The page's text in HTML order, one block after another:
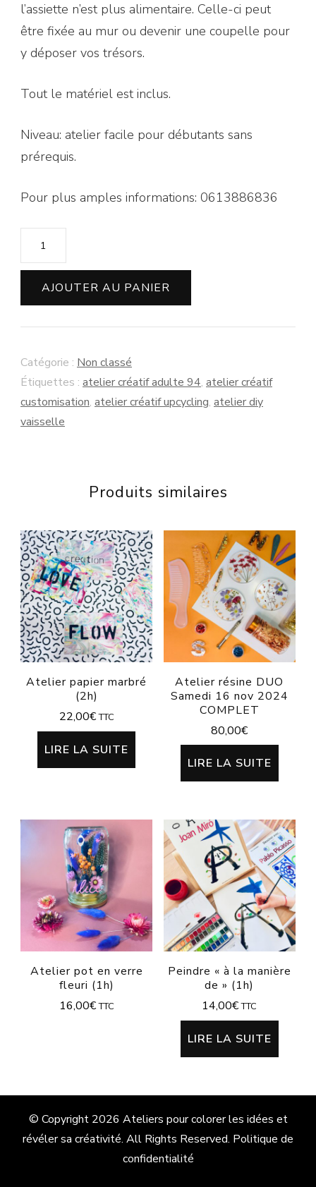
l’assiette n’est plus alimentaire. Celle-ci peut
être fixée au mur ou devenir une coupelle pour
y déposer vos trésors.
Tout le matériel est inclus.
Niveau: atelier facile pour débutants sans
prérequis.
Pour plus amples informations: 0613886836
quantité
de
Atelier
custom
vaisselle
mercr.
13
mai
AJOUTER AU PANIER
Catégorie : Non classé
Étiquettes : atelier créatif adulte 94, atelier créatif
customisation, atelier créatif upcycling, atelier diy
vaisselle
Produits similaires
Atelier papier marbré
(2h)
22,00€ TTC
LIRE LA SUITE
Atelier résine DUO
Samedi 16 nov 2024
COMPLET
80,00€
LIRE LA SUITE
Atelier pot en verre
fleuri (1h)
16,00€ TTC
Peindre « à la manière
de » (1h)
14,00€ TTC
LIRE LA SUITE
© Copyright 2026 Ateliers pour colorer les idées et
révéler sa créativité. All Rights Reserved. Politique de
confidentialité